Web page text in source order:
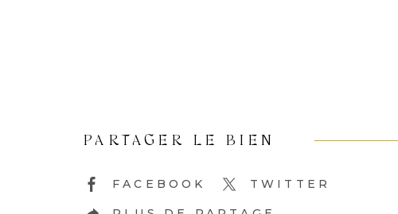
PARTAGER LE BIEN
FACEBOOK TWITTER